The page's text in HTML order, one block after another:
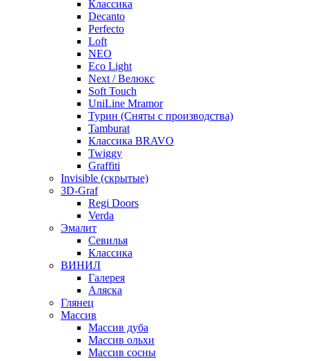
Классика
Decanto
Perfecto
Loft
NEO
Eco Light
Next / Велюкс
Soft Touch
UniLine Mramor
Турин (Сняты с производства)
Tamburat
Классика BRAVO
Twiggy
Graffiti
Invisible (скрытые)
3D-Graf
Regi Doors
Verda
Эмалит
Севилья
Классика
ВИНИЛ
Галерея
Аляска
Глянец
Массив
Массив дуба
Массив ольхи
Массив сосны